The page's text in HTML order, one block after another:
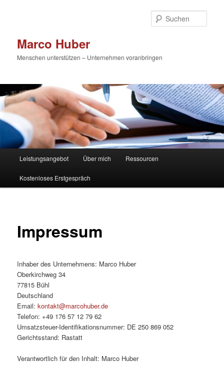
Marco Huber
Menschen unterstützen – Unternehmen voranbringen
Leistungsangebot Über mich Ressourcen
Kostenloses Erstgespräch
Impressum
Inhaber des Unternehmens: Marco Huber
Oberkirchweg 34
77815 Bühl
Deutschland
Email:kontakt@marcohuber.de
Telefon: +49 176 57 12 79 62
Umsatzsteuer-Identifikationsnummer: DE 250 869 052
Gerichtsstand: Rastatt
Verantwortlich für den Inhalt: Marco Huber